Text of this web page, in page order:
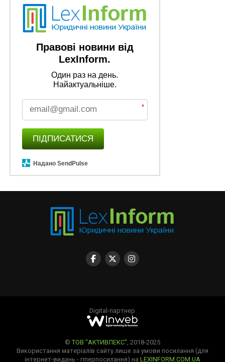
Правові новини від
LexInform.
Один раз на день.
Найактуальніше.
*
ПІДПИСАТИСЯ
Надано SendPulse
Digital-партнер
© ТОВ "АКТИВЛЕКС" , 2018-2025
Використання матеріалів сайту лише за умови посилання (для
інтернет-видань - гіперпосилання) на LEXINFORM.COM.UA